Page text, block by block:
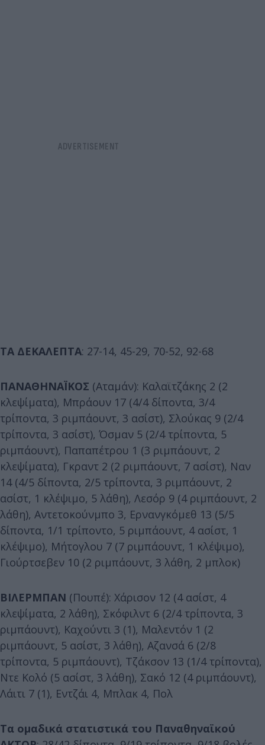
ΤΑ ΔΕΚΑΛΕΠΤΑ: 27-14, 45-29, 70-52, 92-68
ΠΑΝΑΘΗΝΑΪΚΟΣ (Αταμάν): Καλαϊτζάκης 2 (2
κλεψίματα), Μπράουν 17 (4/4 δίποντα, 3/4
τρίποντα, 3 ριμπάουντ, 3 ασίστ), Σλούκας 9 (2/4
τρίποντα, 3 ασίστ), Όσμαν 5 (2/4 τρίποντα, 5
ριμπάουντ), Παπαπέτρου 1 (3 ριμπάουντ, 2
κλεψίματα), Γκραντ 2 (2 ριμπάουντ, 7 ασίστ), Ναν
14 (4/5 δίποντα, 2/5 τρίποντα, 3 ριμπάουντ, 2
ασίστ, 1 κλέψιμο, 5 λάθη), Λεσόρ 9 (4 ριμπάουντ, 2
λάθη), Αντετοκούνμπο 3, Ερνανγκόμεθ 13 (5/5
δίποντα, 1/1 τρίποντο, 5 ριμπάουντ, 4 ασίστ, 1
κλέψιμο), Μήτογλου 7 (7 ριμπάουντ, 1 κλέψιμο),
Γιούρτσεβεν 10 (2 ριμπάουντ, 3 λάθη, 2 μπλοκ)
ΒΙΛΕΡΜΠΑΝ (Πουπέ): Χάρισον 12 (4 ασίστ, 4
κλεψίματα, 2 λάθη), Σκόφιλντ 6 (2/4 τρίποντα, 3
ριμπάουντ), Καχούντι 3 (1), Μαλεντόν 1 (2
ριμπάουντ, 5 ασίστ, 3 λάθη), Αζανσά 6 (2/8
τρίποντα, 5 ριμπάουντ), Τζάκσον 13 (1/4 τρίποντα),
Ντε Κολό (5 ασίστ, 3 λάθη), Σακό 12 (4 ριμπάουντ),
Λάιτι 7 (1), Εντζάι 4, Μπλακ 4, Πολ
Τα ομαδικά στατιστικά του Παναθηναϊκού